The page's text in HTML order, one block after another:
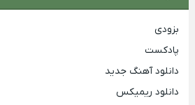
بزودی
پادکست
دانلود آهنگ جدید
دانلود ریمیکس